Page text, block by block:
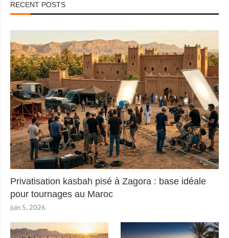
RECENT POSTS
Privatisation kasbah pisé à Zagora : base idéale
pour tournages au Maroc
juin 5, 2026